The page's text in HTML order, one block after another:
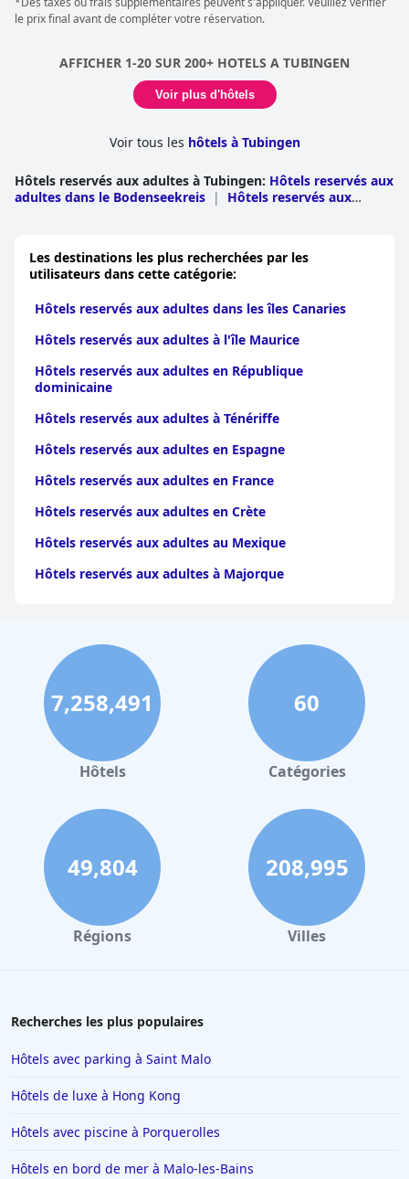
de nombreuses places de stationnement et un garage à vélos
sécurisé, est appréciée par les clients.
Les clients louent fréquemment les lits confortables, les
contribue considérablement à un séjour reposant. Bien qu'il y
ait des préférences occasionnelles pour des matelas plus fermes
literie sont positifs, soulignant le confort et la propreté.
En résumé, le CityApartments Residence klimatisiert
excelle à
offrir un séjour propre, confortable et pratique avec un
personnel amical, d'excellentes commodités et un emplacement
de Constance.
le prix final avant de compléter votre réservation.
AFFICHER 1-20 SUR 200+ HOTELS A TUBINGEN
Voir plus d'hôtels
Voir tous les hôtels à Tubingen
Hôtels reservés aux adultes à Tubingen: Hôtels reservés aux
adultes dans le Bodenseekreis |
Hôtels reservés aux
reservés aux adultes dans le Zollernalbkreis |
reservés aux adultes à Sigmaringen
Les destinations les plus recherchées par les
utilisateurs dans cette catégorie:
Hôtels reservés aux adultes dans les îles Canaries
Hôtels reservés aux adultes à l'île Maurice
Hôtels reservés aux adultes en République
dominicaine
Hôtels reservés aux adultes à Ténériffe
Hôtels reservés aux adultes en Espagne
Hôtels reservés aux adultes en France
Hôtels reservés aux adultes en Crète
Hôtels reservés aux adultes au Mexique
Hôtels reservés aux adultes à Majorque
7,258,491
Hôtels
60
Catégories
49,804
Régions
208,995
Villes
Recherches les plus populaires
Hôtels avec parking à Saint Malo
Hôtels de luxe à Hong Kong
Hôtels avec piscine à Porquerolles
Hôtels en bord de mer à Malo-les-Bains